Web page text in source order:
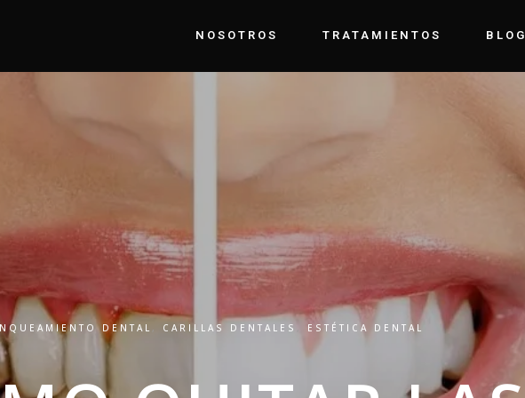
NOSOTROS TRATAMIENTOS BLOG
DENTAL , CARILLAS DENTALES ESTÉTICA DENTAL